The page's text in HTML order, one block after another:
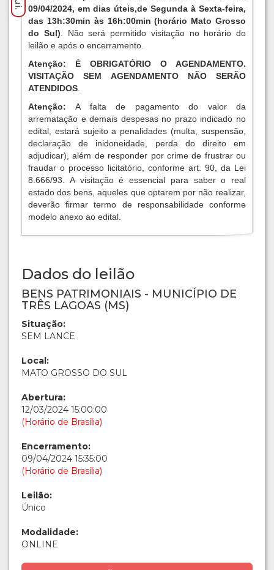
09/04/2024, em dias úteis,de Segunda à Sexta-feira,
das 13h:30min às 16h:00min (horário Mato Grosso
do Sul) . Não será permitido visitação no horário do
leilão e após o encerramento.
Atenção: É OBRIGATÓRIO O AGENDAMENTO.
VISITAÇÃO SEM AGENDAMENTO NÃO SERÃO
ATENDIDOS
Atenção:A falta de pagamento do valor da
arrematação e demais despesas no prazo indicado no
edital, estará sujeito a penalidades (multa, suspensão,
declaração de inidoneidade, perda do direito em
adjudicar), além de responder por crime de frustrar ou
fraudar o processo licitatório, conforme art. 90, da Lei
8.666/93. A visitação é essencial para saber o real
estado dos bens, aqueles que optarem por não realizar,
deverão firmar termo de responsabilidade conforme
modelo anexo ao edital.
Dados do leilão
BENS PATRIMONIAIS - MUNICÍPIO DE
TRÊS LAGOAS (MS)
Situação:
SEM LANCE
Local:
MATO GROSSO DO SUL
Abertura:
12/03/2024 15:00:00
(Horário de Brasília)
Encerramento:
09/04/2024 15:35:00
(Horário de Brasília)
Leilão:
Único
Modalidade:
ONLINE